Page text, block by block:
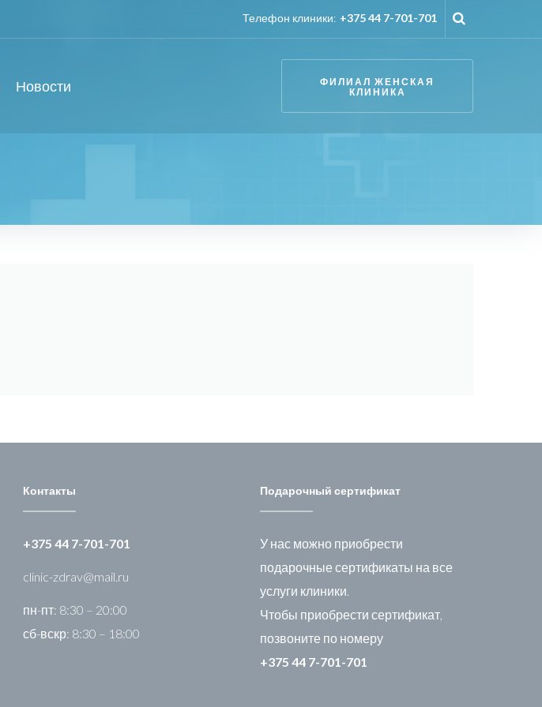
Телефон клиники: +375 44 7-701-701
Новости
ФИЛИАЛ ЖЕНСКАЯ
КЛИНИКА
Контакты
+375 44 7-701-701
clinic-zdrav@mail.ru
пн-пт: 8:30 – 20:00
сб-вскр: 8:30 – 18:00
Подарочный сертификат
У нас можно приобрести
подарочные сертификаты на все
услуги клиники.
Чтобы приобрести сертификат,
позвоните по номеру
+375 44 7-701-701